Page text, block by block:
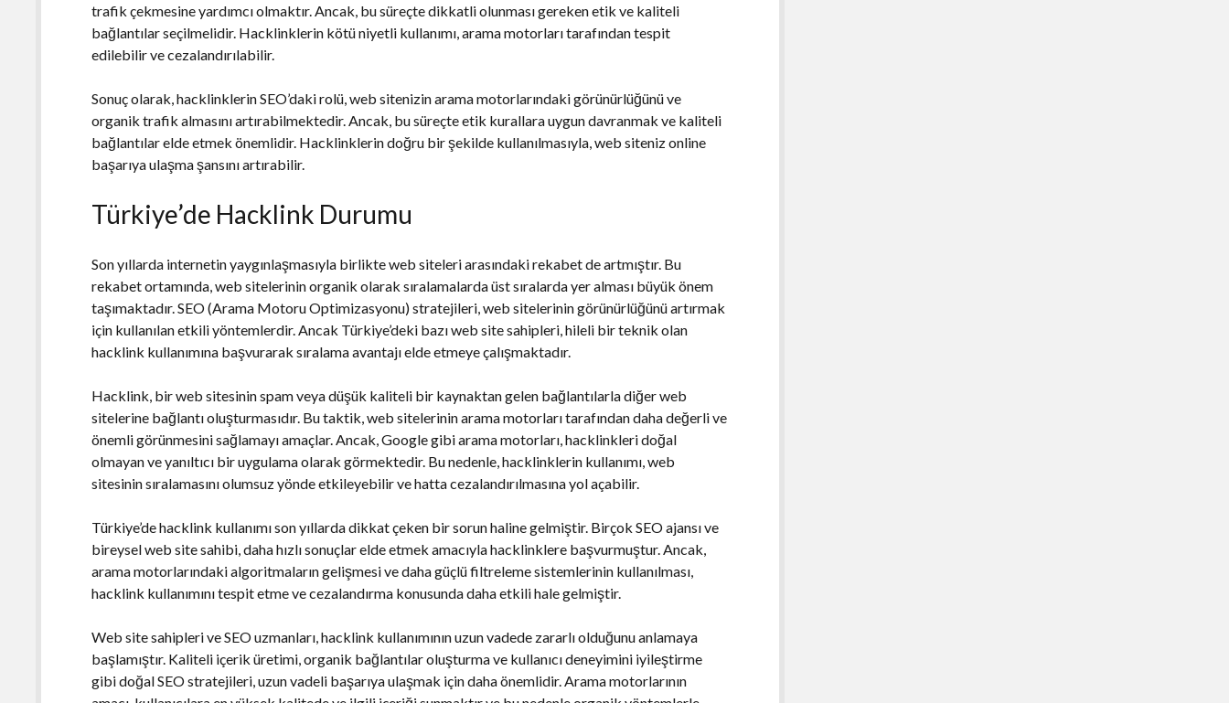
trafik çekmesine yardımcı olmaktır. Ancak, bu süreçte dikkatli olunması gereken etik ve kaliteli
bağlantılar seçilmelidir. Hacklinklerin kötü niyetli kullanımı, arama motorları tarafından tespit
edilebilir ve cezalandırılabilir.
Sonuç olarak, hacklinklerin SEO’daki rolü, web sitenizin arama motorlarındaki görünürlüğünü ve
organik trafik almasını artırabilmektedir. Ancak, bu süreçte etik kurallara uygun davranmak ve kaliteli
bağlantılar elde etmek önemlidir. Hacklinklerin doğru bir şekilde kullanılmasıyla, web siteniz online
başarıya ulaşma şansını artırabilir.
Türkiye’de Hacklink Durumu
Son yıllarda internetin yaygınlaşmasıyla birlikte web siteleri arasındaki rekabet de artmıştır. Bu
rekabet ortamında, web sitelerinin organik olarak sıralamalarda üst sıralarda yer alması büyük önem
taşımaktadır. SEO (Arama Motoru Optimizasyonu) stratejileri, web sitelerinin görünürlüğünü artırmak
için kullanılan etkili yöntemlerdir. Ancak Türkiye’deki bazı web site sahipleri, hileli bir teknik olan
hacklink kullanımına başvurarak sıralama avantajı elde etmeye çalışmaktadır.
Hacklink, bir web sitesinin spam veya düşük kaliteli bir kaynaktan gelen bağlantılarla diğer web
sitelerine bağlantı oluşturmasıdır. Bu taktik, web sitelerinin arama motorları tarafından daha değerli ve
önemli görünmesini sağlamayı amaçlar. Ancak, Google gibi arama motorları, hacklinkleri doğal
olmayan ve yanıltıcı bir uygulama olarak görmektedir. Bu nedenle, hacklinklerin kullanımı, web
sitesinin sıralamasını olumsuz yönde etkileyebilir ve hatta cezalandırılmasına yol açabilir.
Türkiye’de hacklink kullanımı son yıllarda dikkat çeken bir sorun haline gelmiştir. Birçok SEO ajansı ve
bireysel web site sahibi, daha hızlı sonuçlar elde etmek amacıyla hacklinklere başvurmuştur. Ancak,
arama motorlarındaki algoritmaların gelişmesi ve daha güçlü filtreleme sistemlerinin kullanılması,
hacklink kullanımını tespit etme ve cezalandırma konusunda daha etkili hale gelmiştir.
Web site sahipleri ve SEO uzmanları, hacklink kullanımının uzun vadede zararlı olduğunu anlamaya
başlamıştır. Kaliteli içerik üretimi, organik bağlantılar oluşturma ve kullanıcı deneyimini iyileştirme
gibi doğal SEO stratejileri, uzun vadeli başarıya ulaşmak için daha önemlidir. Arama motorlarının